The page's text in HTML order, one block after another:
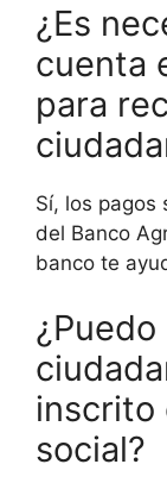
¿Es
cuenta
para
Sí, los pagos
del Banco
banco te
inscrito
social?